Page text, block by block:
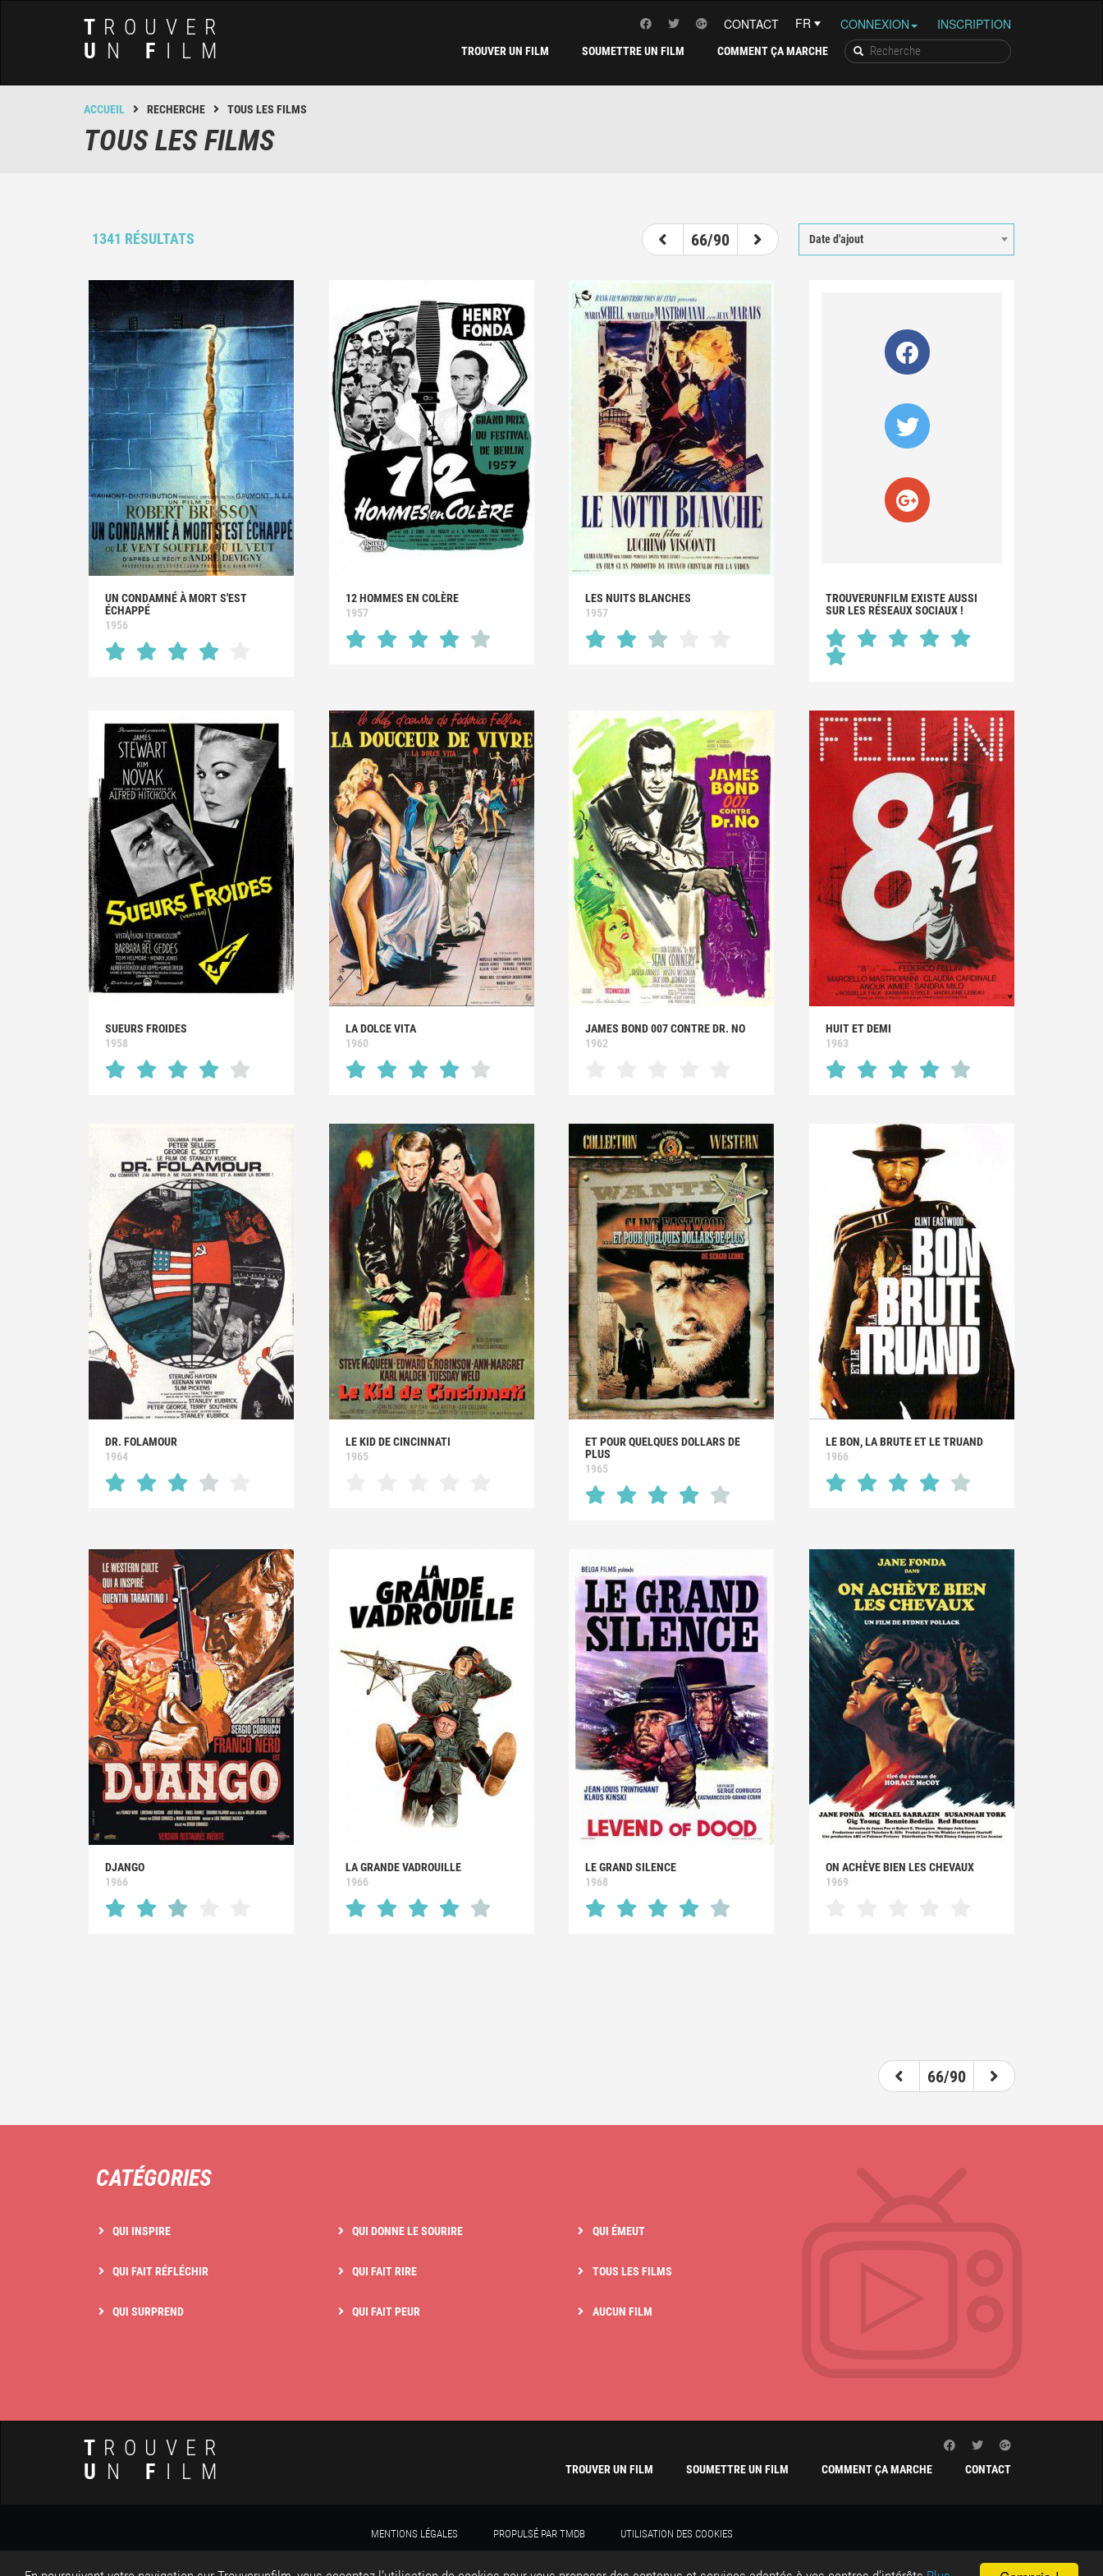
T ROUVER
U N F ILM
CONNEXION INSCRIPTION
CONTACT
COMMENT ÇA MARCHE
SOUMETTRE UN FILM
TROUVER UN FILM
ACCUEIL RECHERCHE TOUS LES FILMS
TOUS LES FILMS
1341 RÉSULTATS
66/90
Date d'ajout
UN CONDAMNÉ À MORT S'EST
ÉCHAPPÉ
1956
12 HOMMES EN COLÈRE
1957
LES NUITS BLANCHES
1957
TROUVERUNFILM EXISTE AUSSI
SUR LES RÉSEAUX SOCIAUX !
SUEURS FROIDES
1958
LA DOLCE VITA
1960
JAMES BOND 007 CONTRE DR. NO
1962
HUIT ET DEMI
1963
DR. FOLAMOUR
1964
LE KID DE CINCINNATI
1965
ET POUR QUELQUES DOLLARS DE
PLUS
1965
LE BON, LA BRUTE ET LE TRUAND
1966
DJANGO
1966
LA GRANDE VADROUILLE
1966
LE GRAND SILENCE
1968
ON ACHÈVE BIEN LES CHEVAUX
1969
66/90
CATÉGORIES
QUI INSPIRE
QUI FAIT RÉFLÉCHIR
QUI SURPREND
QUI DONNE LE SOURIRE
QUI FAIT RIRE
QUI FAIT PEUR
QUI ÉMEUT
TOUS LES FILMS
AUCUN FILM
T ROUVER
U N F ILM CONTACT
COMMENT ÇA MARCHE
SOUMETTRE UN FILM
TROUVER UN FILM
MENTIONS LÉGALES PROPULSÉ PAR TMDB
UTILISATION DES COOKIES